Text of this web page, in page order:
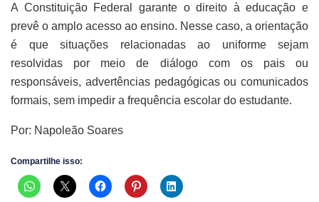
A Constituição Federal garante o direito à educação e
prevê o amplo acesso ao ensino. Nesse caso, a orientação
é que situações relacionadas ao uniforme sejam
resolvidas por meio de diálogo com os pais ou
responsáveis, advertências pedagógicas ou comunicados
formais, sem impedir a frequência escolar do estudante.
Por: Napoleão Soares
Compartilhe isso: